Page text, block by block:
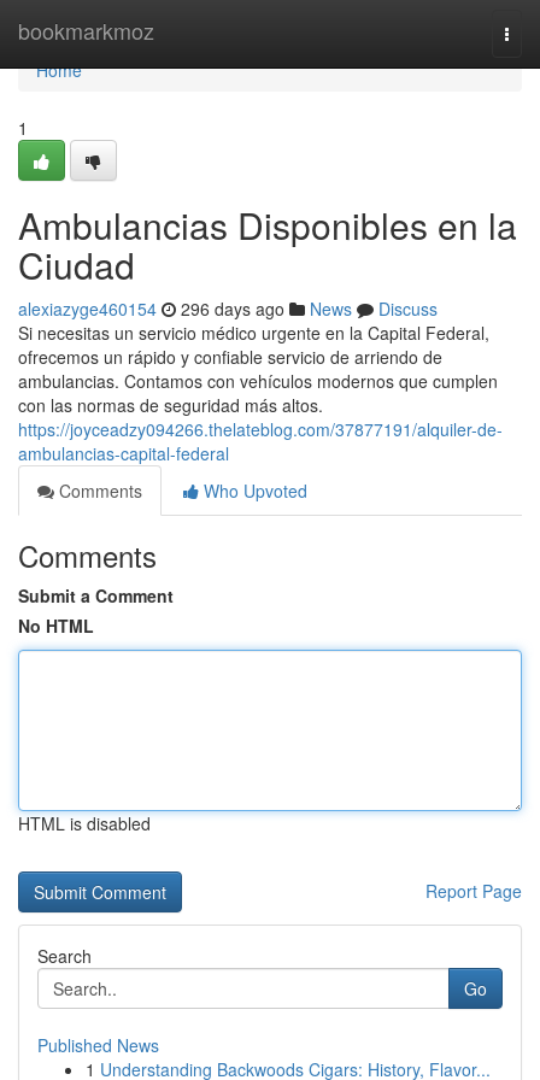
bookmarkmoz
Home
Home
1
Ambulancias Disponibles en la
Ciudad
alexiazyge460154 296 days ago News
Discuss
Si necesitas un servicio médico urgente en la Capital Federal,
ofrecemos un rápido y confiable servicio de arriendo de
ambulancias. Contamos con vehículos modernos que cumplen
con las normas de seguridad más altos.
https://joyceadzy094266.thelateblog.com/37877191/alquiler-de-
ambulancias-capital-federal
Comments
Who Upvoted
Comments
Submit a Comment
No HTML
HTML is disabled
Report Page
Search
Go
Published News
1 Understanding Backwoods Cigars: History, Flavor...